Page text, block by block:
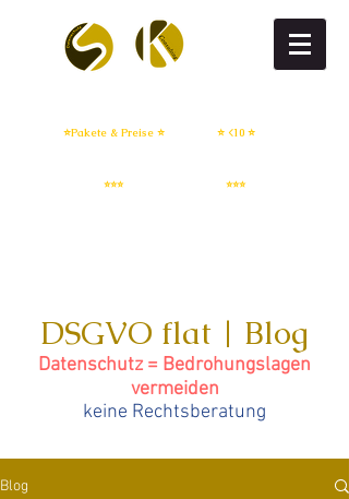
⭐Pakete & Preise ⭐ ⭐ <10 ⭐
⭐⭐⭐ ⭐⭐⭐
DSGVO flat | Blog
Datenschutz = Bedrohungslagen
vermeiden
keine Rechtsberatung
Blog